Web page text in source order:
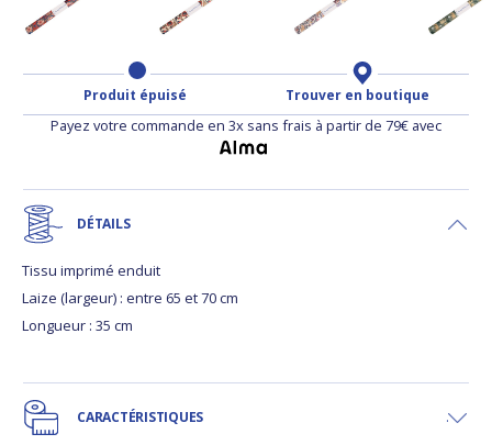
Produit épuisé Trouver en boutique
Payez votre commande en 3x sans frais à partir de 79€ avec
DÉTAILS
Tissu imprimé enduit
Laize (largeur) : entre 65 et 70 cm
Longueur : 35 cm
CARACTÉRISTIQUES